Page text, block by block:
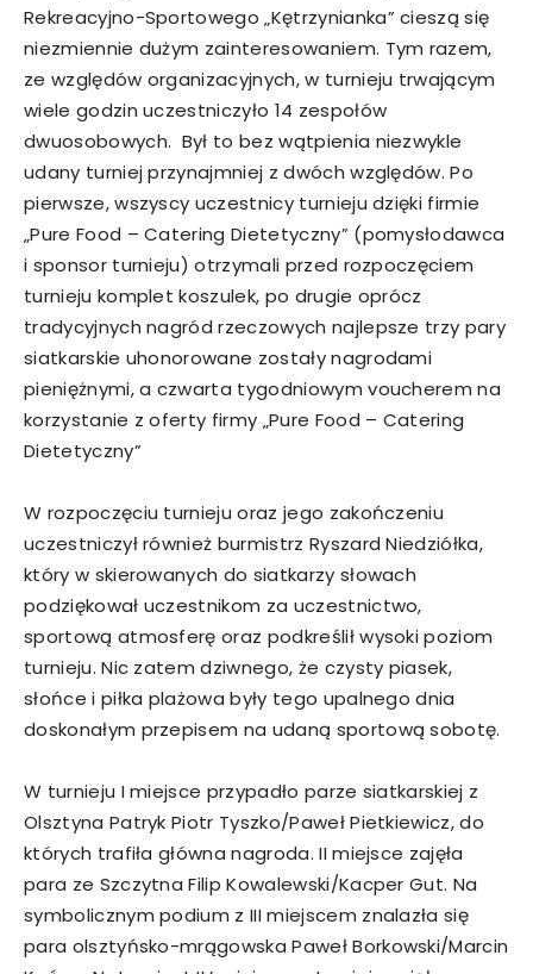
Rekreacyjno-Sportowego „Kętrzynianka” cieszą się
niezmiennie dużym zainteresowaniem. Tym razem,
ze względów organizacyjnych, w turnieju trwającym
wiele godzin uczestniczyło 14 zespołów
dwuosobowych. Był to bez wątpienia niezwykle
udany turniej przynajmniej z dwóch względów. Po
pierwsze, wszyscy uczestnicy turnieju dzięki firmie
„Pure Food – Catering Dietetyczny” (pomysłodawca
i sponsor turnieju) otrzymali przed rozpoczęciem
turnieju komplet koszulek, po drugie oprócz
tradycyjnych nagród rzeczowych najlepsze trzy pary
siatkarskie uhonorowane zostały nagrodami
pieniężnymi, a czwarta tygodniowym voucherem na
korzystanie z oferty firmy „Pure Food – Catering
Dietetyczny”
W rozpoczęciu turnieju oraz jego zakończeniu
uczestniczył również burmistrz Ryszard Niedziółka,
który w skierowanych do siatkarzy słowach
podziękował uczestnikom za uczestnictwo,
sportową atmosferę oraz podkreślił wysoki poziom
turnieju. Nic zatem dziwnego, że czysty piasek,
słońce i piłka plażowa były tego upalnego dnia
doskonałym przepisem na udaną sportową sobotę.
W turnieju I miejsce przypadło parze siatkarskiej z
Olsztyna Patryk Piotr Tyszko/Paweł Pietkiewicz, do
których trafiła główna nagroda. II miejsce zajęła
para ze Szczytna Filip Kowalewski/Kacper Gut. Na
symbolicznym podium z III miejscem znalazła się
para olsztyńsko-mrągowska Paweł Borkowski/Marcin